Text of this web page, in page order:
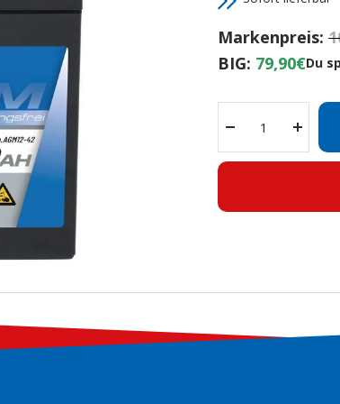
Markenpreis:
BIG: 79,90€Du
Menge
verringern
Menge